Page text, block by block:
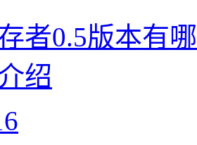
者0.5版本有
绍